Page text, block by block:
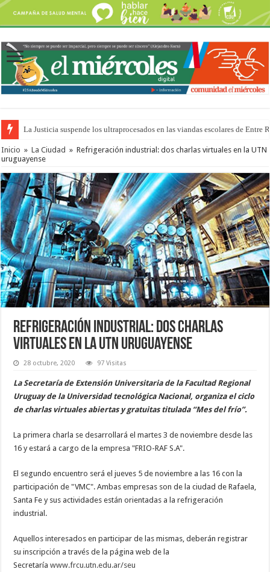
La Justicia suspende los ultraprocesados en las viandas escolares de Entre
Se presentará la obra “La Runfla de los Macanos”
Inicio » La Ciudad » Refrigeración industrial: dos charlas virtuales en la UTN
uruguayense
Refrigeración industrial: dos charlas
virtuales en la UTN uruguayense
28 octubre, 2020 97 Visitas
La Secretaría de Extensión Universitaria de la Facultad Regional
Uruguay de la Universidad tecnológica Nacional, organiza el ciclo
de charlas virtuales abiertas y gratuitas titulada “Mes del frío”.
La primera charla se desarrollará el martes 3 de noviembre desde las
16 y estará a cargo de la empresa "FRIO-RAF S.A".
El segundo encuentro será el jueves 5 de noviembre a las 16 con la
participación de "VMC". Ambas empresas son de la ciudad de Rafaela,
Santa Fe y sus actividades están orientadas a la refrigeración
industrial.
Aquellos interesados en participar de las mismas, deberán registrar
su inscripción a través de la página web de la
Secretaríawww.frcu.utn.edu.ar/seu